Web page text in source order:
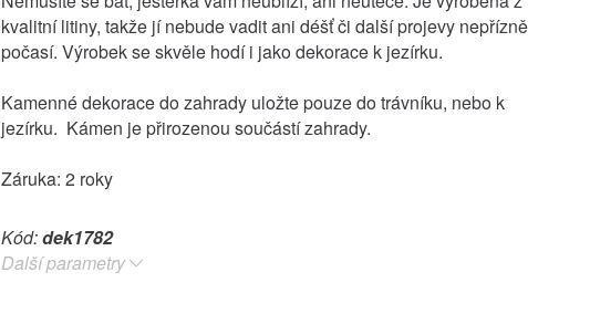
kvalitní litiny, takže jí nebude vadit ani déšť či další projevy nepřízně
počasí. Výrobek se skvěle hodí i jako dekorace k jezírku.
Kamenné dekorace do zahrady uložte pouze do trávníku, nebo k
jezírku. Kámen je přirozenou součástí zahrady.
Záruka: 2 roky
Kód:dek1782
Další parametry